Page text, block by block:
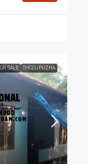
SALE THODUPUZHA